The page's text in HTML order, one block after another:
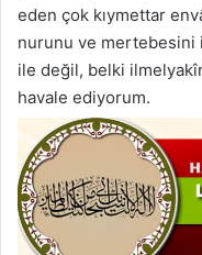
eden çok kıymettar
nurunu ve mertebesini
ile değil, belki
havale ediyorum.